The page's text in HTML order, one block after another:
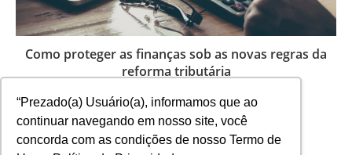
“Prezado(a) Usuário(a), informamos que ao
continuar navegando em nosso site, você
concorda com as condições de nosso Termo de
Como proteger as finanças sob as novas regras da
reforma tributária